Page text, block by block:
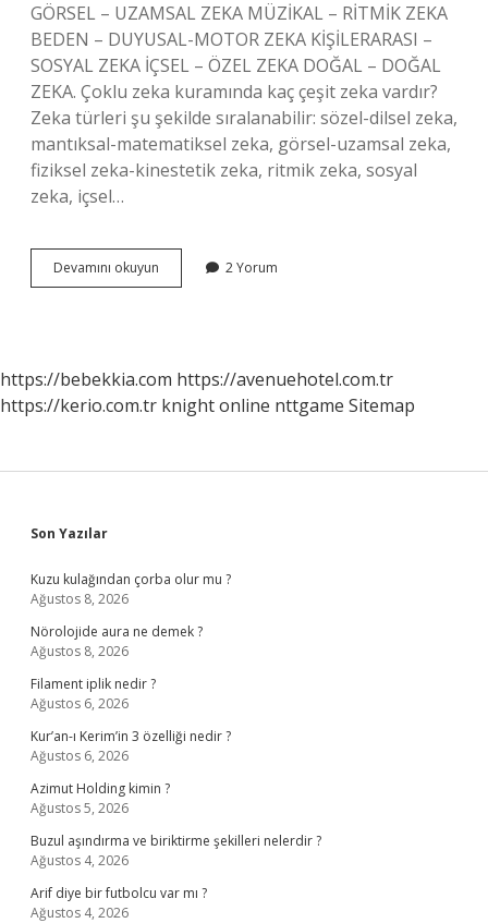
GÖRSEL – UZAMSAL ZEKA MÜZİKAL – RİTMİK ZEKA
BEDEN – DUYUSAL-MOTOR ZEKA KİŞİLERARASI –
SOSYAL ZEKA İÇSEL – ÖZEL ZEKA DOĞAL – DOĞAL
ZEKA. Çoklu zeka kuramında kaç çeşit zeka vardır?
Zeka türleri şu şekilde sıralanabilir: sözel-dilsel zeka,
mantıksal-matematiksel zeka, görsel-uzamsal zeka,
fiziksel zeka-kinestetik zeka, ritmik zeka, sosyal
zeka, içsel…
Devamını okuyun
Zeka
Türleri
Nelerdir
2 Yorum
https://bebekkia.com https://avenuehotel.com.tr
https://kerio.com.tr knight online nttgame Sitemap
Sidebar
Son Yazılar
Kuzu kulağından çorba olur mu ?
Ağustos 8, 2026
Nörolojide aura ne demek ?
Ağustos 8, 2026
Filament iplik nedir ?
Ağustos 6, 2026
Kur’an-ı Kerim’in 3 özelliği nedir ?
Ağustos 6, 2026
Azimut Holding kimin ?
Ağustos 5, 2026
Buzul aşındırma ve biriktirme şekilleri nelerdir ?
Ağustos 4, 2026
Arif diye bir futbolcu var mı ?
Ağustos 4, 2026